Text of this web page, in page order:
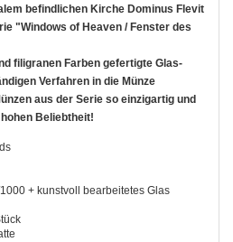
befindlichen Kirche Dominus Flevit
"Windows of Heaven / Fenster des
filigranen Farben gefertigte Glas-
Verfahren in die Münze
aus der Serie so einzigartig und
Beliebtheit!
+ kunstvoll bearbeitetes Glas